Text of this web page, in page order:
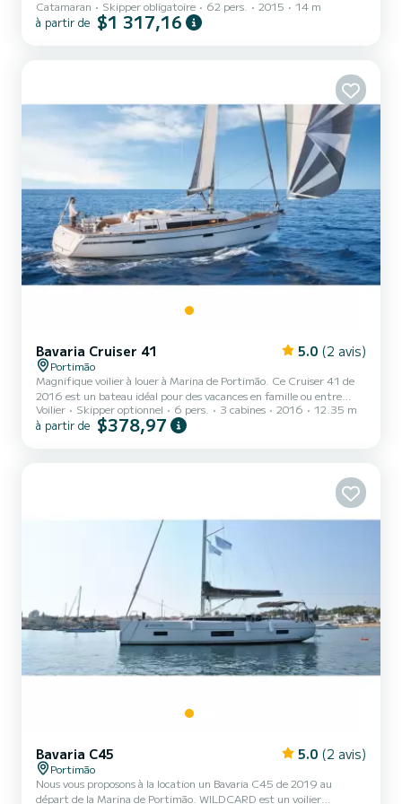
Avec des places assises pour jusqu'à 62 passagers, c'est le navire
parfait pour les excursions d'observation des dauphins, les croisières
Catamaran Skipper obligatoire 62 pers. 2015 14 m
à partir de $1 317,16
Bavaria Cruiser 41 5.0 (2 avis)
Portimão
Magnifique voilier à louer à Marina de Portimão. Ce Cruiser 41 de
2016 est un bateau idéal pour des vacances en famille ou entre
amis. Le bateau dispose de 3 cabine(s) entièrement équipée(s) et
d'une capacité de 7 personnes. D'une longueur hors tout de 12
Voilier Skipper optionnel 6 pers. 3 cabines 2016 12.35 m
à partir de $378,97
Bavaria C45 5.0 (2 avis)
Portimão
Nous vous proposons à la location un Bavaria C45 de 2019 au
départ de la Marina de Portimão. WILDCARD est un voilier